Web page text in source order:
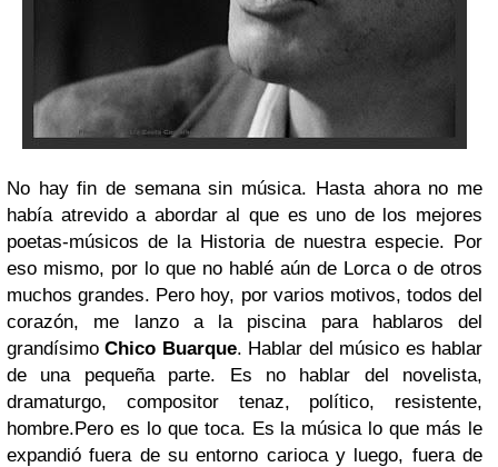
No hay fin de semana sin música. Hasta ahora no me
había atrevido a abordar al que es uno de los mejores
poetas-músicos de la Historia de nuestra especie. Por
eso mismo, por lo que no hablé aún de Lorca o de otros
muchos grandes. Pero hoy, por varios motivos, todos del
corazón, me lanzo a la piscina para hablaros del
grandísimoChico Buarque. Hablar del músico es hablar
de una pequeña parte. Es no hablar del novelista,
dramaturgo, compositor tenaz, político, resistente,
hombre.Pero es lo que toca. Es la música lo que más le
expandió fuera de su entorno carioca y luego, fuera de